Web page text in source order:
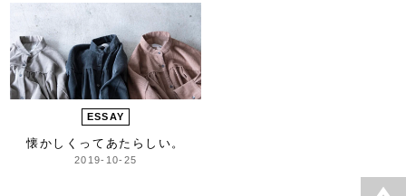
ESSAY
懐かしくってあたらしい。
2019-10-25